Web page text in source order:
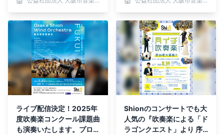
rchestra「月イチ吹奏
ライブ配信決定！2025年
度吹奏楽コンクール課題曲
も演奏いたします。プロの
Shionのコンサートでも大
人気の『吹奏楽による「ド
ラゴンクエスト」より 序